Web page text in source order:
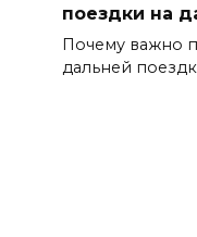
поездки на
Почему важно
дальней